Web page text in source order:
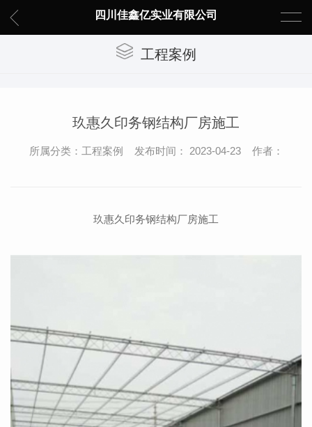
四川佳鑫亿实业有限公司
工程案例
玖惠久印务钢结构厂房施工
所属分类：工程案例 发布时间： 2023-04-23 作者：
玖惠久印务钢结构厂房施工